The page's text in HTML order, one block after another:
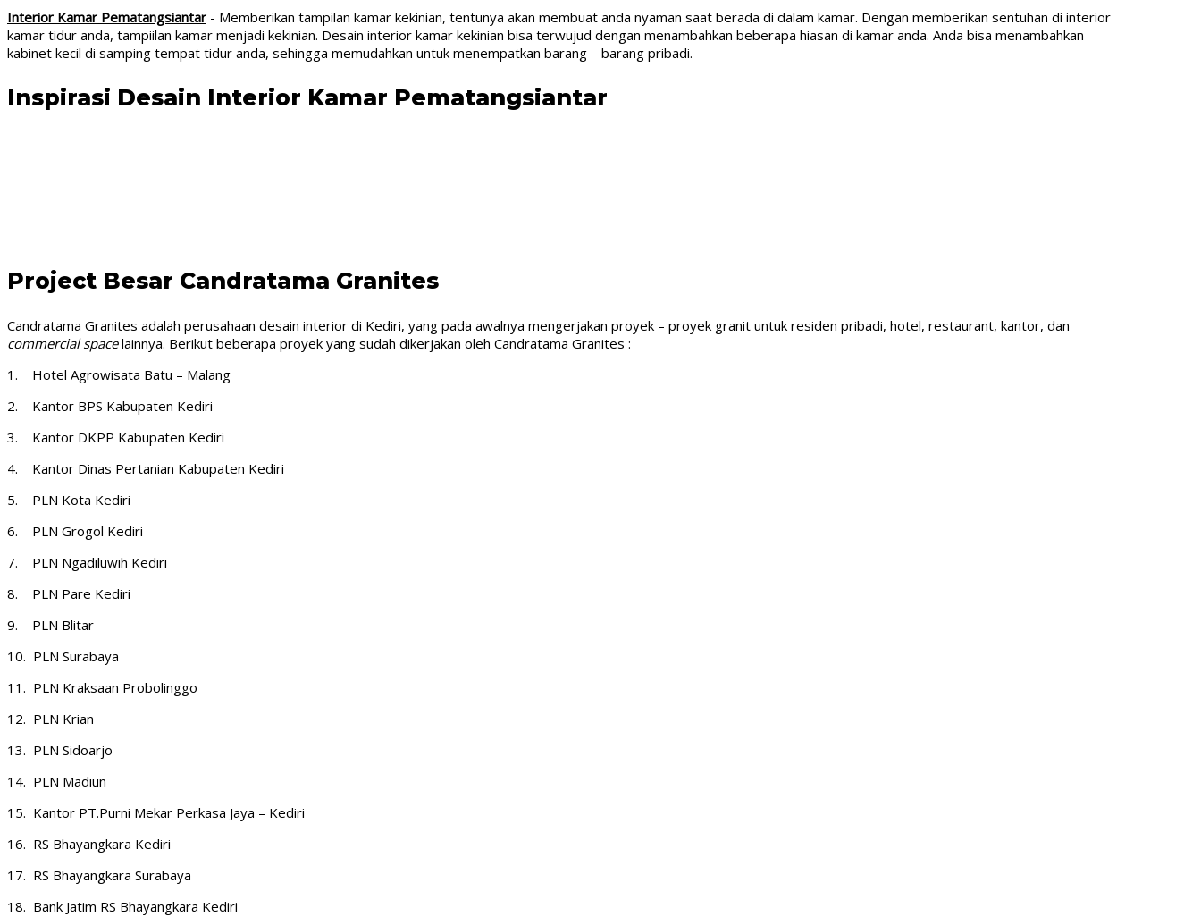
Interior Kamar Pematangsiantar - Memberikan tampilan kamar kekinian, tentunya akan membuat anda nyaman saat berada di dalam kamar. Dengan memberikan sentuhan di interior
kamar tidur anda, tampiilan kamar menjadi kekinian. Desain interior kamar kekinian bisa terwujud dengan menambahkan beberapa hiasan di kamar anda. Anda bisa menambahkan
kabinet kecil di samping tempat tidur anda, sehingga memudahkan untuk menempatkan barang – barang pribadi.
Inspirasi Desain Interior Kamar Pematangsiantar
Project Besar Candratama Granites
Candratama Granites adalah perusahaan desain interior di Kediri, yang pada awalnya mengerjakan proyek – proyek granit untuk residen pribadi, hotel, restaurant, kantor, dan
commercial spacelainnya. Berikut beberapa proyek yang sudah dikerjakan oleh Candratama Granites :
1. Hotel Agrowisata Batu – Malang
2. Kantor BPS Kabupaten Kediri
3. Kantor DKPP Kabupaten Kediri
4. Kantor Dinas Pertanian Kabupaten Kediri
5. PLN Kota Kediri
6. PLN Grogol Kediri
7. PLN Ngadiluwih Kediri
8. PLN Pare Kediri
9. PLN Blitar
10. PLN Surabaya
11. PLN Kraksaan Probolinggo
12. PLN Krian
13. PLN Sidoarjo
14. PLN Madiun
15. Kantor PT.Purni Mekar Perkasa Jaya – Kediri
16. RS Bhayangkara Kediri
17. RS Bhayangkara Surabaya
18. Bank Jatim RS Bhayangkara Kediri